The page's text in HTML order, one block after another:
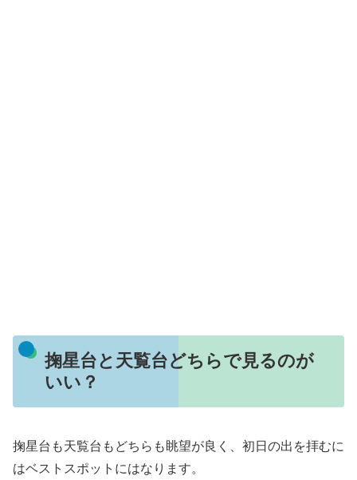
掬星台と天覧台どちらで見るのが
いい？
掬星台も天覧台もどちらも眺望が良く、初日の出を拝むに
はベストスポットにはなります。